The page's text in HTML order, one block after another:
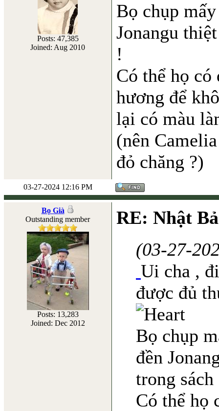
Posts: 47,385
Joined: Aug 2010
Bọ chụp
Jonangu
!
Có thể họ có
hương để
lại có màu
(nên
đỏ chăng ?)
03-27-2024 12:16 PM
Bọ Già
Outstanding member
Posts: 13,283
Joined: Dec 2012
RE: Nhật
(03-27-
Ui cha ,
được đủ
Bọ chụp
đền
trong sách
Có thể họ